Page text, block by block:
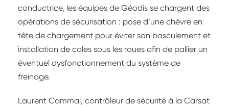
conductrice, les équipes de Géodis se chargent des
opérations de sécurisation : pose d’une chèvre en
tête de chargement pour éviter son basculement et
installation de cales sous les roues afin de pallier un
éventuel dysfonctionnement du système de
freinage.
Laurent Cammal, contrôleur de sécurité à la Carsat